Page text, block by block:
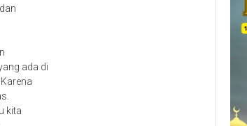
ada di
kita